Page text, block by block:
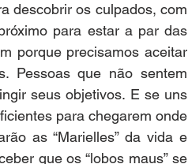
descobrir os culpados, com
para estar a par das
porque precisamos aceitar
Pessoas que não sentem
seus objetivos. E se uns
para chegarem onde
as “Marielles” da vida e
que os “lobos maus” se